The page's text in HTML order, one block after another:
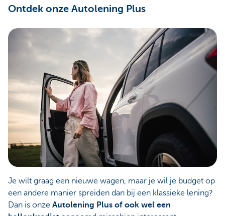
Ontdek onze Autolening Plus
Je wilt graag een nieuwe wagen, maar je wil je budget op
een andere manier spreiden dan bij een klassieke lening?
Dan is onze Autolening Plus of ook wel een